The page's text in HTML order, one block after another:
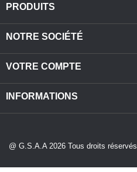
PRODUITS
NOTRE SOCIÉTÉ
VOTRE COMPTE
INFORMATIONS
@ G.S.A.A 2026 Tous droits réservés